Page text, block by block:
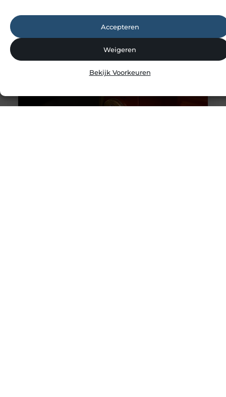
Accepteren
Weigeren
Bekijk Voorkeuren